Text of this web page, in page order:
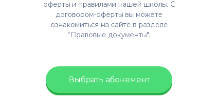
оферты и правилами нашей школы. C
договором-оферты вы можете
ознакомиться на сайте в разделе
"Правовые документы".
Выбрать абонемент